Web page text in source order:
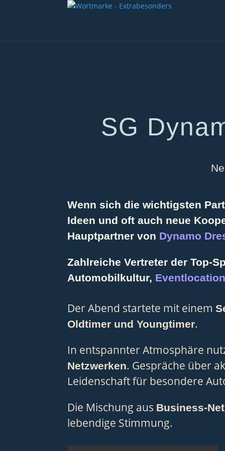
SG
Wenn sich die wichtigsten
Ideen und oft auch neue
Hauptpartner von Dynamo
Zahlreiche Vertreter der Top-
Automobilkultur, Eventlocation
Der Abend startete mit einem
Oldtimer und Youngtimer.
In entspannter Atmosphäre
Netzwerken. Gespräche über
Leidenschaft für besondere
Die Mischung aus Business-
lebendige Stimmung.